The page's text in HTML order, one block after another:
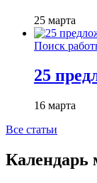
25 марта
Поиск
25
16 марта
Все статьи
Календарь